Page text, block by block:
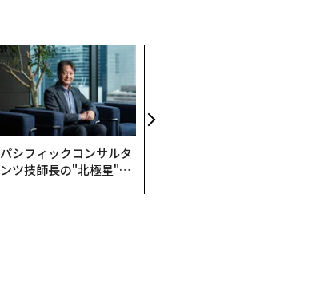
パシフィックコンサルタ
ンツ技師長の"北極星"。
代ファームの全貌